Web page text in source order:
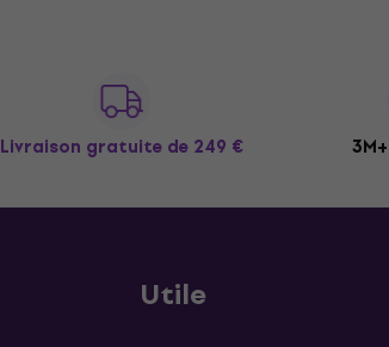
Livraison gratuite de 249 €
Utile